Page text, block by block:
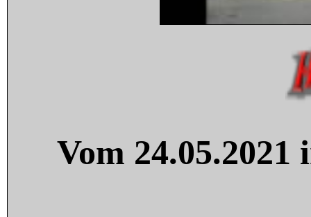
Vom